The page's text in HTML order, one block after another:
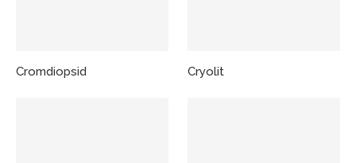
Cromdiopsid Cryolit